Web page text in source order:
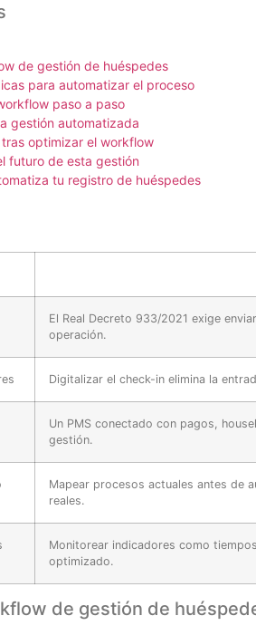
de gestión de huéspedes
para automatizar el proceso
paso a paso
gestión automatizada
optimizar el workflow
futuro de esta gestión
tu registro de huéspedes
El Real Decreto 933/2021 exige
operación.
Digitalizar el check-in elimina la
Un PMS conectado con pagos,
gestión.
Mapear procesos actuales antes de
reales.
Monitorear indicadores como
optimizado.
de gestión de